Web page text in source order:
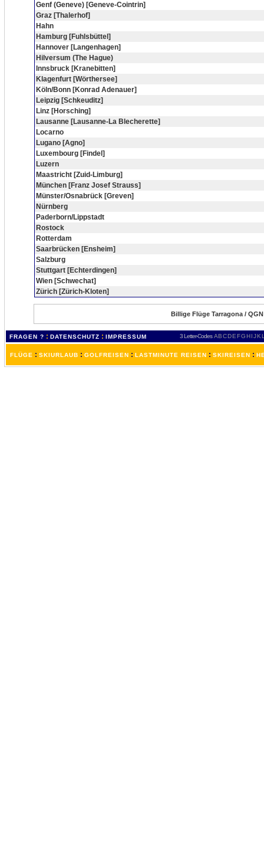
Genf (Geneve) [Geneve-Cointrin]
Graz [Thalerhof]
Hahn
Hamburg [Fuhlsbüttel]
Hannover [Langenhagen]
Hilversum (The Hague)
Innsbruck [Kranebitten]
Klagenfurt [Wörthersee]
Köln/Bonn [Konrad Adenauer]
Leipzig [Schkeuditz]
Linz [Horsching]
Lausanne [Lausanne-La Blecherette]
Locarno
Lugano [Agno]
Luxembourg [Findel]
Luzern
Maastricht [Zuid-Limburg]
München [Franz Josef Strauss]
Münster/Osnabrück [Greven]
Nürnberg
Paderborn/Lippstadt
Rostock
Rotterdam
Saarbrücken [Ensheim]
Salzburg
Stuttgart [Echterdingen]
Wien [Schwechat]
Zürich [Zürich-Kloten]
Billige Flüge Tarragona /
FRAGEN ? : DATENSCHUTZ : IMPRESSUM 3 Letter-Codes ABCDEFGH IJKL
FLÜGE : SKIURLAUB : GOLFREISEN : LASTMINUTE REISEN : SKIREISEN :